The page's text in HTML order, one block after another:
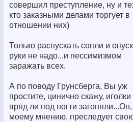
совершил преступление, ну и
кто заказными делами торгует в
отношении них)
Только распускать сопли и
руки не надо...и пессимизмом
заражать всех.
А по поводу Грунсберга, Вы уж
простите, цинично скажу,
вряд ли под ногти
моему мнению, преследует